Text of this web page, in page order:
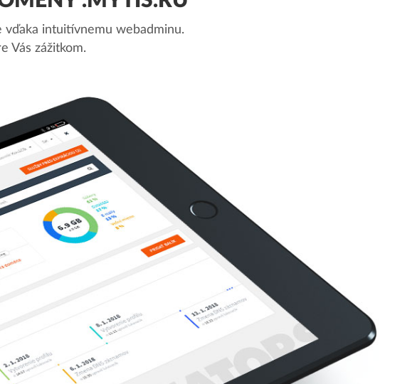
vďaka intuitívnemu webadminu.
Vás zážitkom.